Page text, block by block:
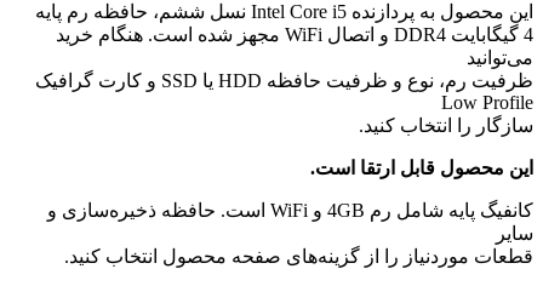
این محصول به پردازنده Intel Core i5 نسل ششم، حافظه رم پایه
4 گیگابایت DDR4 و اتصال WiFi مجهز شده است. هنگام خرید
می‌توانید
ظرفیت رم، نوع و ظرفیت حافظه HDD یا SSD و کارت گرافیک
Low Profile
سازگار را انتخاب کنید.
این محصول قابل ارتقا است.
کانفیگ پایه شامل رم 4GB و WiFi است. حافظه ذخیره‌سازی و
سایر
قطعات موردنیاز را از گزینه‌های صفحه محصول انتخاب کنید.